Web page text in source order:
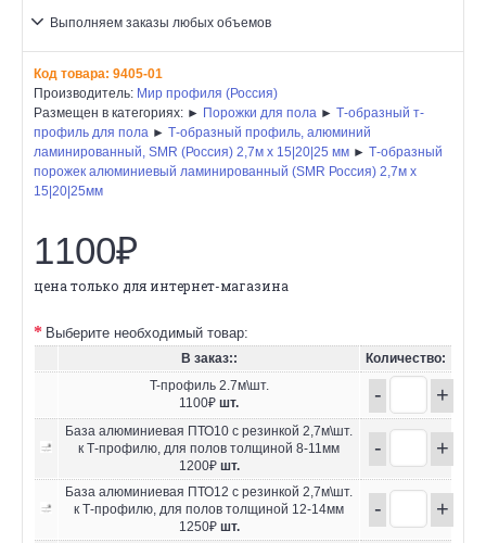
Выполняем заказы любых объемов
Код товара: 9405-01
Производитель: Мир профиля (Россия)
Размещен в категориях: ► Порожки для пола ► Т-образный т-
профиль для пола ► Т-образный профиль, алюминий
ламинированный, SMR (Россия) 2,7м х 15|20|25 мм ► Т-образный
порожек алюминиевый ламинированный (SMR Россия) 2,7м х
15|20|25мм
1100₽
цена только для интернет-магазина
Выберите необходимый товар:
В заказ::
Количество:
T-профиль 2.7м\шт.
1100₽ шт. - +
База алюминиевая ПТО10 с резинкой 2,7м\шт.
к Т-профилю, для полов толщиной 8-11мм
1200₽ шт.
- +
База алюминиевая ПТО12 с резинкой 2,7м\шт.
к Т-профилю, для полов толщиной 12-14мм
1250₽ шт.
- +